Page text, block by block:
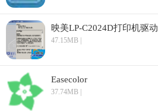
映美LP-C2024D打印机驱动
47.15MB |
Easecolor
37.74MB |